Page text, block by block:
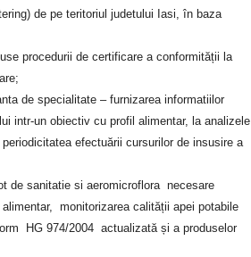
de pe teritoriul judetului Iasi, în baza
procedurii de certificare a conformității la
de specialitate – furnizarea informatiilor
intr-un obiectiv cu profil alimentar, la analizele
efectuării cursurilor de insusire a
de sanitatie si aeromicroflora necesare
monitorizarea calității apei potabile
HG 974/2004 actualizată și a produselor